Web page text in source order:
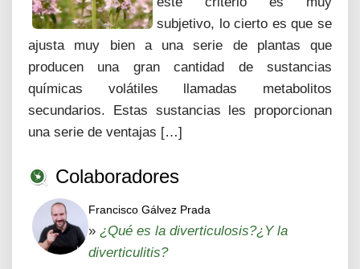
subjetivo, lo cierto es que se
ajusta muy bien a una serie de plantas que
producen una gran cantidad de sustancias
químicas volátiles llamadas metabolitos
secundarios. Estas sustancias les proporcionan
una serie de ventajas […]
Colaboradores
Francisco Gálvez Prada
» ¿Qué es la diverticulosis?¿Y la
diverticulitis?